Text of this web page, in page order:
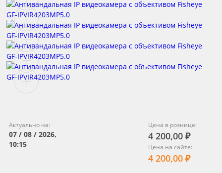
Актуально на:
07 / 08 / 2026,
10:15
Цена в рознице:
4 200,00 ₽
Цена на сайте:
4 200,00 ₽